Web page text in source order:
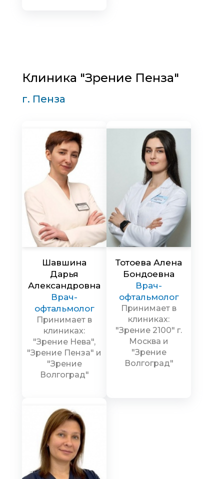
Клиника "Зрение Пенза"
г. Пенза
Шавшина
Дарья
Александровна
Врач-
офтальмолог
Принимает в
клиниках:
"Зрение Нева",
"Зрение Пенза" и
"Зрение
Волгоград"
Тотоева Алена
Бондоевна
Врач-
офтальмолог
Принимает в
клиниках:
"Зрение 2100" г.
Москва и
"Зрение
Волгоград"